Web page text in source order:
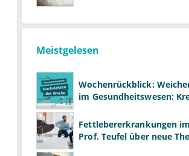
Meistgelesen
Wochenrückblick:
im Gesundheitswesen:
Fettlebererkrankungen
Prof. Teufel über neue